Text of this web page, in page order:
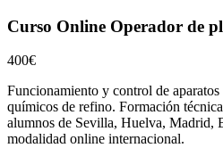
Curso Online Operador de
400€
Funcionamiento y control de
químicos de refino. Formación
alumnos de Sevilla, Huelva, Madrid,
modalidad online internacional.